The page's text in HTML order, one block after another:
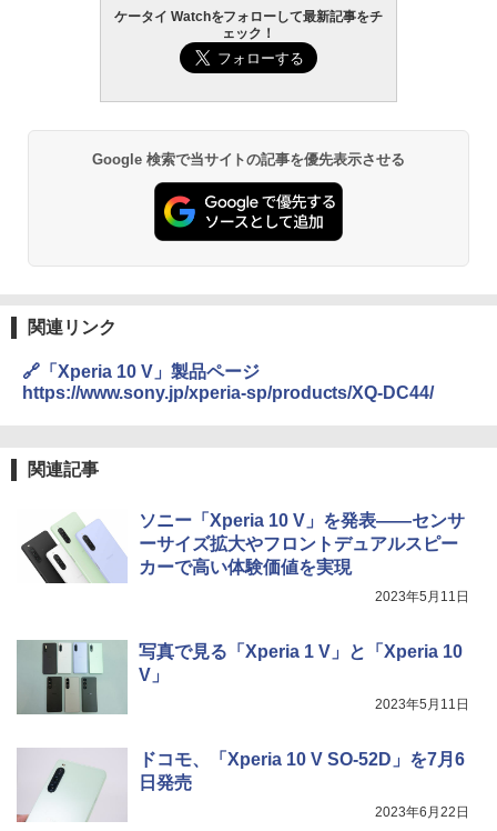
ケータイ Watchをフォローして最新記事をチ
ェック！
Google 検索で当サイトの記事を優先表示させる
関連リンク
🔗「Xperia 10 V」製品ページ
https://www.sony.jp/xperia-sp/products/XQ-DC44/
関連記事
ソニー「Xperia 10 V」を発表――センサ
ーサイズ拡大やフロントデュアルスピー
カーで高い体験価値を実現
2023年5月11日
写真で見る「Xperia 1 V」と「Xperia 10
V」
2023年5月11日
ドコモ、「Xperia 10 V SO-52D」を7月6
日発売
2023年6月22日